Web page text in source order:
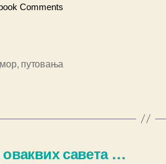
Comments
, путовања
савета …